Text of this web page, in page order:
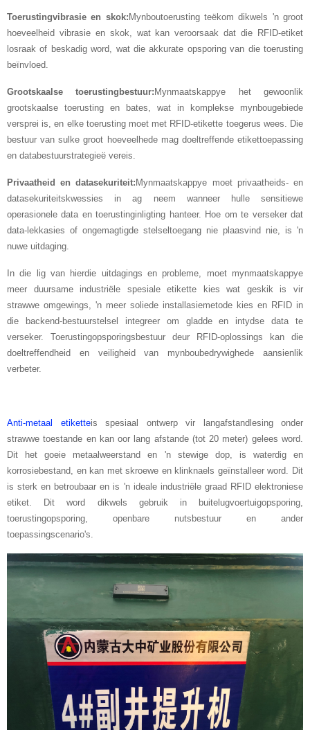
Toerustingvibrasie en skok: Mynboutoerusting teëkom dikwels 'n groot
hoeveelheid vibrasie en skok, wat kan veroorsaak dat die RFID-etiket
losraak of beskadig word, wat die akkurate opsporing van die toerusting
beïnvloed.
Grootskaalse toerustingbestuur: Mynmaatskappye het gewoonlik
grootskaalse toerusting en bates, wat in komplekse mynbougebiede
versprei is, en elke toerusting moet met RFID-etikette toegerus wees. Die
bestuur van sulke groot hoeveelhede mag doeltreffende etikettoepassing
en databestuurstrategieë vereis.
Privaatheid en datasekuriteit: Mynmaatskappye moet privaatheids- en
datasekuriteitskwessies in ag neem wanneer hulle sensitiewe
operasionele data en toerustinginligting hanteer. Hoe om te verseker dat
data-lekkasies of ongemagtigde stelseltoegang nie plaasvind nie, is 'n
nuwe uitdaging.
In die lig van hierdie uitdagings en probleme, moet mynmaatskappye
meer duursame industriële spesiale etikette kies wat geskik is vir
strawwe omgewings, 'n meer soliede installasiemetode kies en RFID in
die backend-bestuurstelsel integreer om gladde en intydse data te
verseker. Toerustingopsporingsbestuur deur RFID-oplossings kan die
doeltreffendheid en veiligheid van mynboubedrywighede aansienlik
verbeter.
Anti-metaal etiketteis spesiaal ontwerp vir langafstandlesing onder
strawwe toestande en kan oor lang afstande (tot 20 meter) gelees word.
Dit het goeie metaalweerstand en 'n stewige dop, is waterdig en
korrosiebestand, en kan met skroewe en klinknaels geïnstalleer word. Dit
is sterk en betroubaar en is 'n ideale industriële graad RFID elektroniese
etiket. Dit word dikwels gebruik in buitelugvoertuigopsporing,
toerustingopsporing, openbare nutsbestuur en ander
toepassingscenario's.